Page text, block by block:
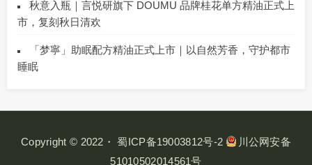
秋意入瓶｜言悦研旗下 DOUMU 品牌桂花单方精油正式上
市，复刻秋日清欢
「梦寧」助眠配方精油正式上市｜以自然芳香，守护都市
睡眠
Copyright © 2022・蜀ICP备19003812号-2
川公网安备
51010502014561号